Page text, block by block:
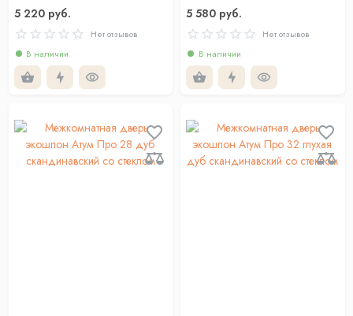
5 220 руб.
Нет отзывов
В наличии
5 580 руб.
Нет отзывов
В наличии